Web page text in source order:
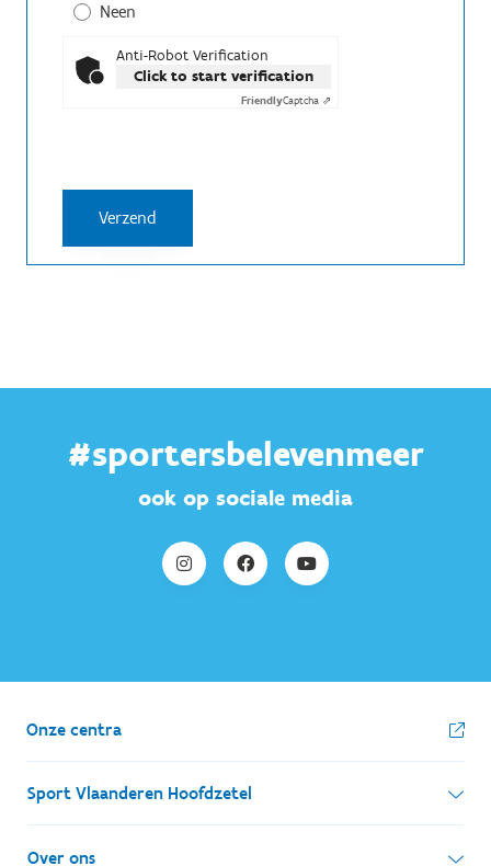
Neen
Anti-Robot Verification
Click to start verification
FriendlyCaptcha ⇗
#sportersbelevenmeer
ook op sociale media
Onze centra
Sport Vlaanderen Hoofdzetel
Simon Bolivarlaan 17
Over ons